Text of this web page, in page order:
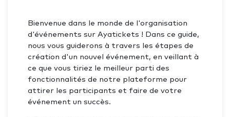
Bienvenue dans le monde de l'organisation
d'événements sur Ayatickets ! Dans ce guide,
nous vous guiderons à travers les étapes de
création d'un nouvel événement, en veillant à
ce que vous tiriez le meilleur parti des
fonctionnalités de notre plateforme pour
attirer les participants et faire de votre
événement un succès.